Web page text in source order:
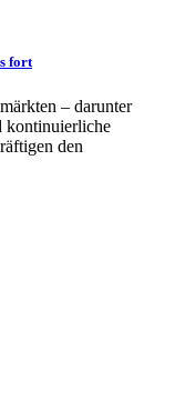
fort
– darunter
kontinuierliche
den